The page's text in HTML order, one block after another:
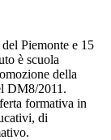
Piemonte e 15
è scuola
della
DM8/2011.
formativa in
di